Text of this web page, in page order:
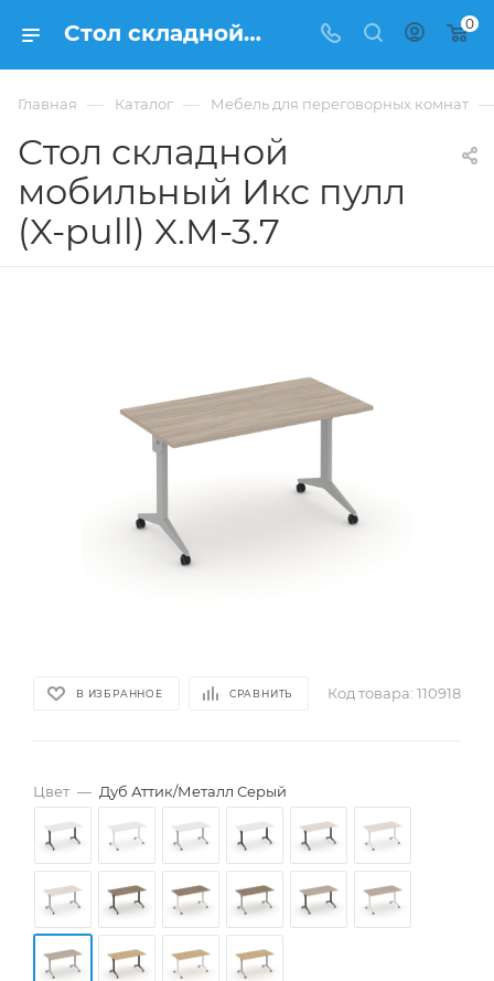
Стол складной мобильный Икс пулл (X-pull) X.M-3.7 купить в Москве, цена 22 627 ₽. - интернет-магазин ФРАНКОМ 0
Главная — Каталог — Мебель для переговорных комнат —
Стол складной
мобильный Икс пулл
(X-pull) X.M-3.7
В ИЗБРАННОЕ СРАВНИТЬ Код товара: 110918
Цвет — Дуб Аттик/Металл Серый